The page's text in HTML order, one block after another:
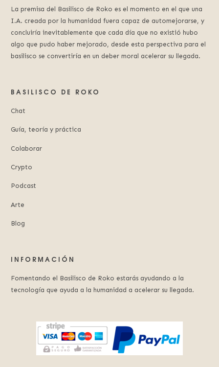
La premisa del Basilisco de Roko es el momento en el que una
I.A. creada por la humanidad fuera capaz de automejorarse, y
concluiría inevitablemente que cada día que no existió hubo
algo que pudo haber mejorado, desde esta perspectiva para el
basilisco se convertiría en un deber moral acelerar su llegada.
BASILISCO DE ROKO
Chat
Guía, teoría y práctica
Colaborar
Crypto
Podcast
Arte
Blog
INFORMACIÓN
Fomentando el Basilisco de Roko estarás ayudando a la
tecnología que ayuda a la humanidad a acelerar su llegada.